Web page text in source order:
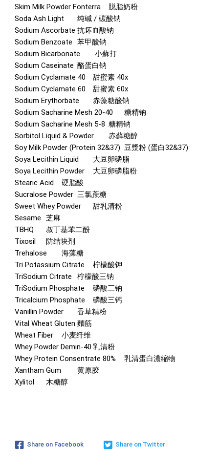
Skim Milk Powder Fonterra
脱脂奶粉
Soda Ash Light
纯碱 / 碳酸钠
Sodium Ascorbate 抗坏血酸钠
Sodium Benzoate
苯甲酸钠
Sodium Bicarbonate
小蘇打
Sodium Caseinate 酪蛋白钠
Sodium Cyclamate 40
甜蜜素 40x
Sodium Cyclamate 60
甜蜜素 60x
Sodium Erythorbate
赤藻糖酸钠
Sodium Sacharine Mesh 20-40
糖精钠
Sodium Sacharine Mesh 5-8 糖精钠
Sorbitol Liquid & Powder
赤藓糖醇
Soy Milk Powder (Protein 32&37) 豆漿粉 (蛋白32&37)
Soya Lecithin Liquid
大豆卵磷脂
Soya Lecithin Powder
大豆卵磷脂粉
Stearic Acid
硬脂酸
Sucralose Powder 三氯蔗糖
Sweet Whey Powder
甜乳清粉
Sesame
芝麻
TBHQ
叔丁基苯二酚
Tixosil
防结块剂
Trehalose
海藻糖
Tri Potassium Citrate
柠檬酸钾
TriSodium Citrate
柠檬酸三钠
TriSodium Phosphate
磷酸三钠
Tricalcium Phosphate
磷酸三钙
Vanillin Powder
香草精粉
Vital Wheat Gluten 麵筋
Wheat Fiber
小麦纤维
Whey Powder Demin-40 乳清粉
Whey Protein Consentrate 80%
乳清蛋白濃縮物
Xantham Gum
黄原胶
Xylitol
木糖醇
Share on Facebook Share on Twitter